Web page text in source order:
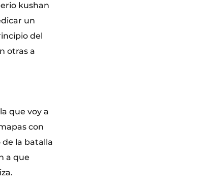
kushan
un
del
otras a
que voy a
con
de la batalla
a que